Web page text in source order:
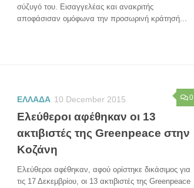
σύζυγό του. Εισαγγελέας και ανακριτής
αποφάσισαν ομόφωνα την προσωρινή κράτησή...
0
ΕΛΛΑΔΑ 10 December 2015
Ελεύθεροι αφέθηκαν οι 13
ακτιβιστές της Greenpeace στην
Κοζάνη
Ελεύθεροι αφέθηκαν, αφού ορίστηκε δικάσιμος για
τις 17 Δεκεμβρίου, οι 13 ακτιβιστές της Greenpeace